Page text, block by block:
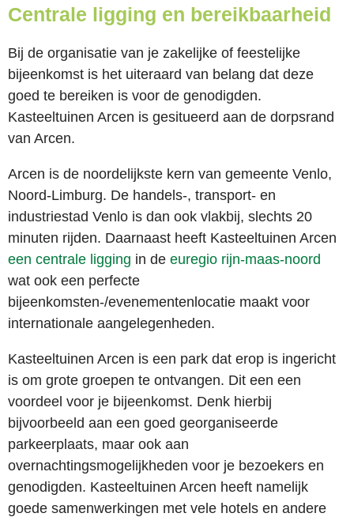
Centrale ligging en bereikbaarheid
Bij de organisatie van je zakelijke of feestelijke
bijeenkomst is het uiteraard van belang dat deze
goed te bereiken is voor de genodigden.
Kasteeltuinen Arcen is gesitueerd aan de dorpsrand
van Arcen.
Arcen is de noordelijkste kern van gemeente Venlo,
Noord-Limburg. De handels-, transport- en
industriestad Venlo is dan ook vlakbij, slechts 20
minuten rijden. Daarnaast heeft Kasteeltuinen Arcen
een centrale ligging in de euregio rijn-maas-noord
wat ook een perfecte
bijeenkomsten-/evenementenlocatie maakt voor
internationale aangelegenheden.
Kasteeltuinen Arcen is een park dat erop is ingericht
is om grote groepen te ontvangen. Dit een een
voordeel voor je bijeenkomst. Denk hierbij
bijvoorbeeld aan een goed georganiseerde
parkeerplaats, maar ook aan
overnachtingsmogelijkheden voor je bezoekers en
genodigden. Kasteeltuinen Arcen heeft namelijk
goede samenwerkingen met vele hotels en andere